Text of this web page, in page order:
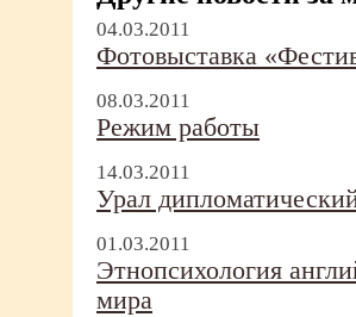
04.03.2011
Фотовыставка
08.03.2011
Режим работы
14.03.2011
Урал
01.03.2011
Этнопсихология
мира